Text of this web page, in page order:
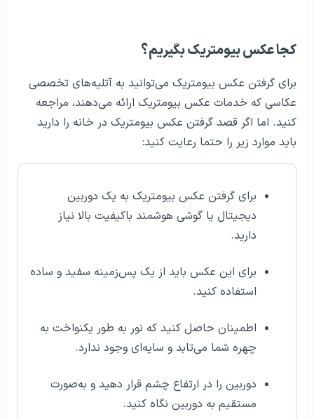
کجا عکس بیومتریک بگیریم؟
برای گرفتن عکس بیومتریک می‌توانید به آتلیه‌های تخصصی
عکاسی که خدمات عکس بیومتریک ارائه می‌دهند، مراجعه
کنید. اما اگر قصد گرفتن عکس بیومتریک در خانه را دارید
باید موارد زیر را حتما رعایت کنید:
برای گرفتن عکس بیومتریک به یک دوربین
دیجیتال یا گوشی هوشمند با‌کیفیت بالا نیاز
دارید.
برای این عکس باید از یک پس‌زمینه سفید و ساده
استفاده کنید.
اطمینان حاصل کنید که نور به طور یکنواخت به
چهره شما می‌تابد و سایه‌ای وجود ندارد.
دوربین را در ارتفاع چشم قرار دهید و به‌صورت
مستقیم به دوربین نگاه کنید.